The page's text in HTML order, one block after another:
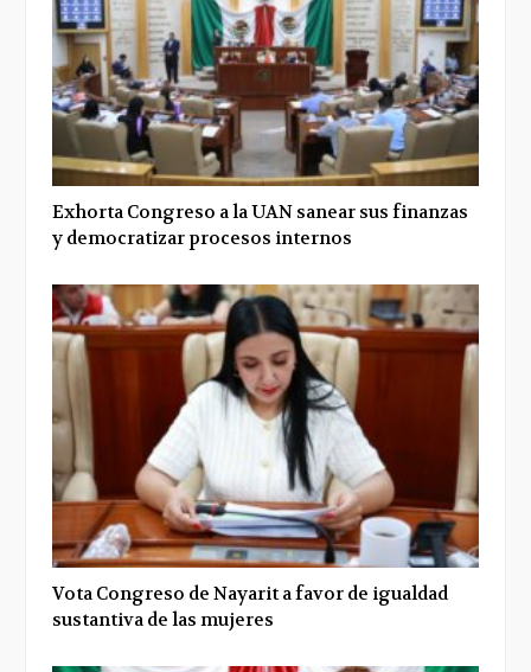
Exhorta Congreso a la UAN sanear sus finanzas
y democratizar procesos internos
Vota Congreso de Nayarit a favor de igualdad
sustantiva de las mujeres